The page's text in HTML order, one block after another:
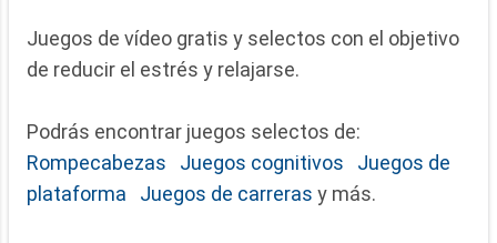
Juegos de vídeo gratis y selectos con el objetivo
de reducir el estrés y relajarse.
Podrás encontrar juegos selectos de:
Rompecabezas
Juegos cognitivos
Juegos de
plataforma
Juegos de carreras y más.